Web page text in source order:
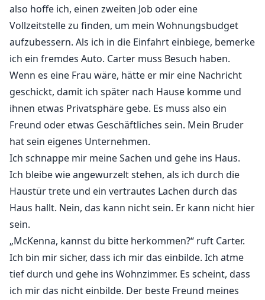
also hoffe ich, einen zweiten Job oder eine
Vollzeitstelle zu finden, um mein Wohnungsbudget
aufzubessern. Als ich in die Einfahrt einbiege, bemerke
ich ein fremdes Auto. Carter muss Besuch haben.
Wenn es eine Frau wäre, hätte er mir eine Nachricht
geschickt, damit ich später nach Hause komme und
ihnen etwas Privatsphäre gebe. Es muss also ein
Freund oder etwas Geschäftliches sein. Mein Bruder
hat sein eigenes Unternehmen.
Ich schnappe mir meine Sachen und gehe ins Haus.
Ich bleibe wie angewurzelt stehen, als ich durch die
Haustür trete und ein vertrautes Lachen durch das
Haus hallt. Nein, das kann nicht sein. Er kann nicht hier
sein.
„McKenna, kannst du bitte herkommen?“ ruft Carter.
Ich bin mir sicher, dass ich mir das einbilde. Ich atme
tief durch und gehe ins Wohnzimmer. Es scheint, dass
ich mir das nicht einbilde. Der beste Freund meines